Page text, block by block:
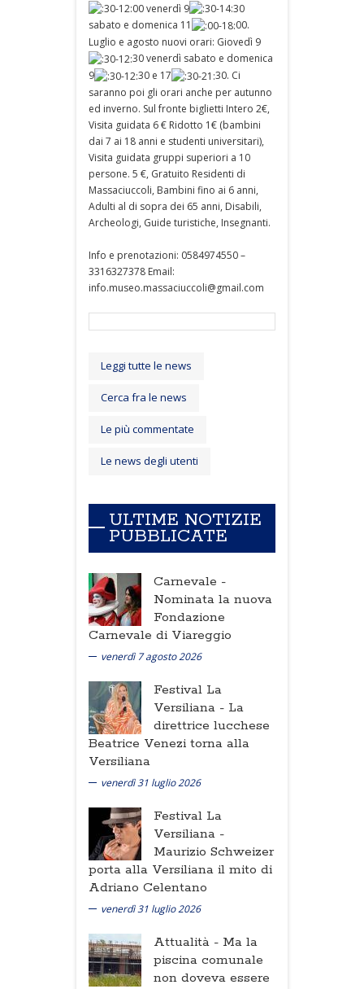
00 venerdì 9
30
sabato e domenica 11
00.
Luglio e agosto nuovi orari: Giovedì 9
30 venerdì sabato e domenica
9
30 e 17
30. Ci
saranno poi gli orari anche per autunno
ed inverno. Sul fronte biglietti Intero 2€,
Visita guidata 6 € Ridotto 1€ (bambini
dai 7 ai 18 anni e studenti universitari),
Visita guidata gruppi superiori a 10
persone. 5 €, Gratuito Residenti di
Massaciuccoli, Bambini fino ai 6 anni,
Adulti al di sopra dei 65 anni, Disabili,
Archeologi, Guide turistiche, Insegnanti.
Info e prenotazioni: 0584974550 –
3316327378 Email:
info.museo.massaciuccoli@gmail.com
Leggi tutte le news
Cerca fra le news
Le più commentate
Le news degli utenti
ULTIME NOTIZIE
PUBBLICATE
Carnevale -
Nominata la nuova
Fondazione
Carnevale di Viareggio
venerdì 7 agosto 2026
Festival La
Versiliana - La
direttrice lucchese
Beatrice Venezi torna alla
Versiliana
venerdì 31 luglio 2026
Festival La
Versiliana -
Maurizio Schweizer
porta alla Versiliana il mito di
Adriano Celentano
venerdì 31 luglio 2026
Attualità - Ma la
piscina comunale
non doveva essere